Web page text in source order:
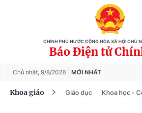
CHÍNH PHỦ NƯỚC CỘNG HÒA XÃ HỘI CHỦ
Báo Điện tử
Chủ nhật, 9/8/2026 MỚI NHẤT
Khoa giáo Giáo dục Khoa học -